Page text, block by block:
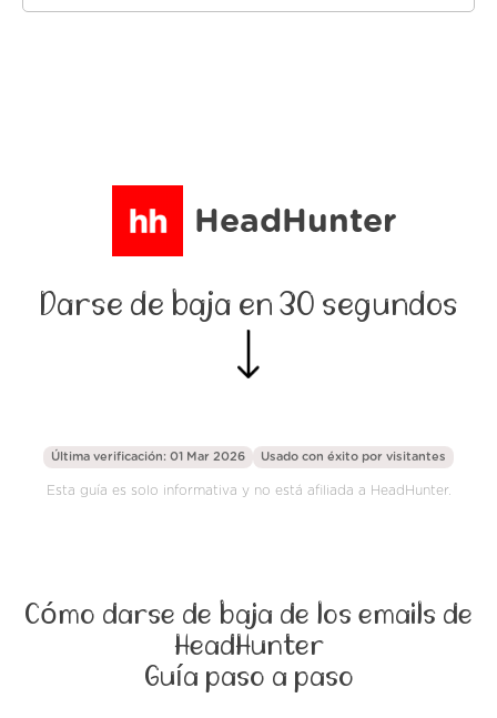
HeadHunter
Darse de baja en 30 segundos
Última verificación: 01 Mar 2026 Usado con éxito por visitantes
Esta guía es solo informativa y no está afiliada a HeadHunter.
Cómo darse de baja de los emails de
HeadHunter
Guía paso a paso